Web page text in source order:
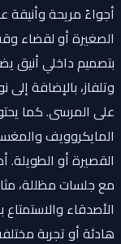
أجواءً مريحة وأنيقة
الصغيرة أو لقضاء
بتصميم داخلي أنيق
وتلفاز، بالإضافة
على المرسى. كما
المايكروويف
القصيرة أو
مع جلسات مظللة،
الأصدقاء